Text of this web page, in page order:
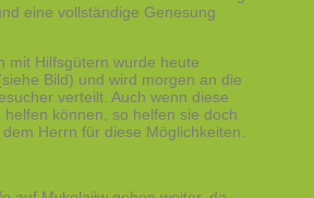
eine vollständige Genesung
mit Hilfsgütern wurde heute
Bild) und wird morgen an die
verteilt. Auch wenn diese
können, so helfen sie doch
Herrn für diese Möglichkeiten.